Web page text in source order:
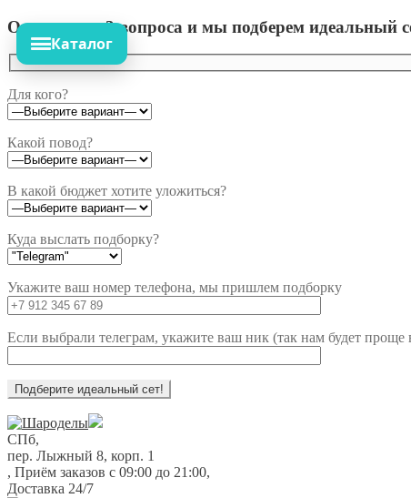
Ответьте на 3 вопроса и мы подберем идеальный
Для кого?
Какой повод?
В какой бюджет хотите уложиться?
Куда выслать подборку?
Укажите ваш номер телефона, мы пришлем подборку
Если выбрали телеграм, укажите ваш ник (так нам будет проще
Перейти
к
навигации
Перейти
к
содержимому
СПб,
пер. Лыжный 8, корп. 1
, Приём заказов с 09:00 до 21:00,
Доставка 24/7
Каталог